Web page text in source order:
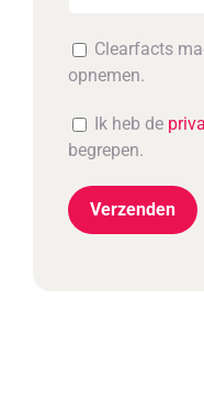
Clearfacts
opnemen.
Ik heb de
begrepen.